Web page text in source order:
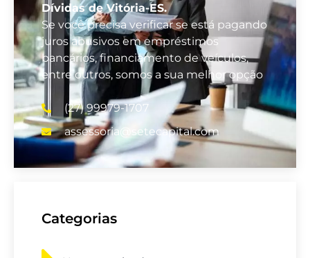
Dívidas de Vitória-ES.
Se você precisa verificar se está pagando
juros abusivos em empréstimos
bancários, financiamento de veículos,
entre outros, somos a sua melhor opção
(27) 99979-1707
assessoria@setecapital.com
Categorias